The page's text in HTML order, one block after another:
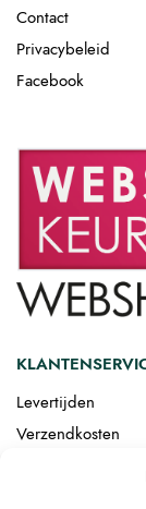
Contact
Privacybeleid
Facebook
Levertijden
Verzendkosten
Afgemonteerd